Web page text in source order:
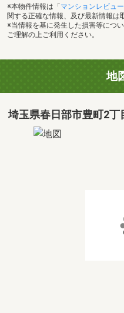
※本物件情報は「 マンションレビュー
関する正確な情報、及び最新情報は
※当情報を基に発生した損害等につ
ご理解の上ご利用ください。
地
埼玉県春日部市豊町2丁